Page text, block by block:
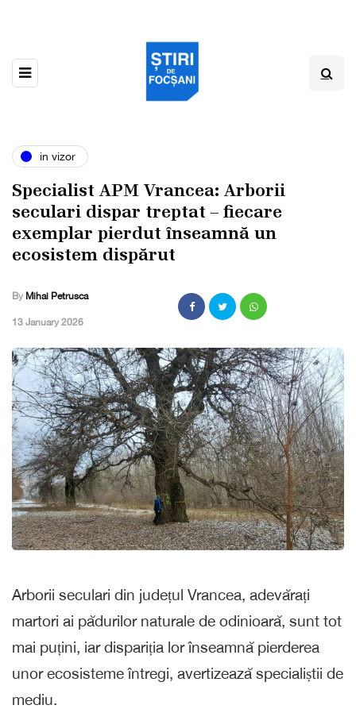
in vizor
Specialist APM Vrancea: Arborii
seculari dispar treptat – fiecare
exemplar pierdut înseamnă un
ecosistem dispărut
By Mihai Petrusca
,13 January 2026
Arborii seculari din județul Vrancea, adevărați
martori ai pădurilor naturale de odinioară, sunt tot
mai puțini, iar dispariția lor înseamnă pierderea
unor ecosisteme întregi, avertizează specialiștii de
mediu.